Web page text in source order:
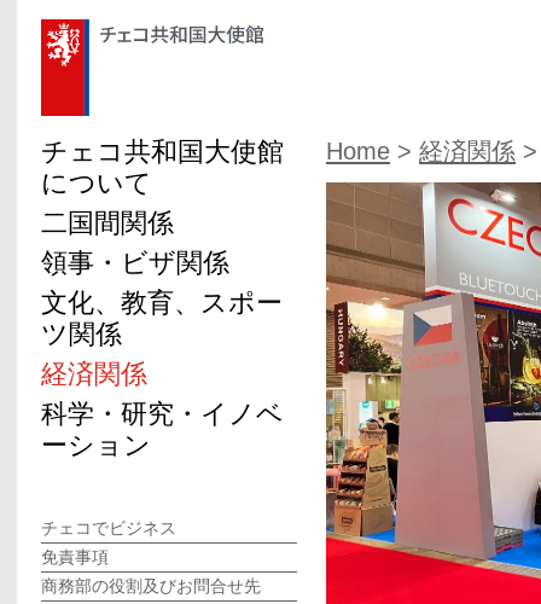
Home > 経済関係
チェコ共和国大使館
について
二国間関係
領事・ビザ関係
文化、教育、スポー
ツ関係
経済関係
科学・研究・イノベ
ーション
チェコでビジネス
免責事項
商務部の役割及びお問合せ先